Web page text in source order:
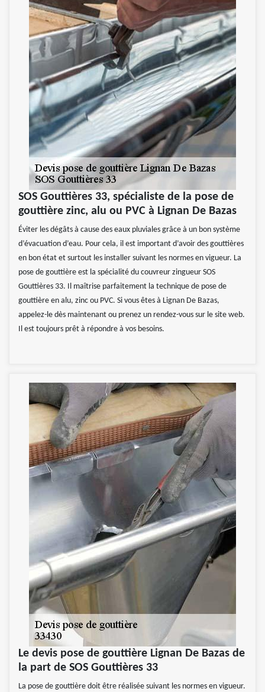
SOS Gouttières 33, spécialiste de la pose de
gouttière zinc, alu ou PVC à Lignan De Bazas
Éviter les dégâts à cause des eaux pluviales grâce à un bon système
d’évacuation d’eau. Pour cela, il est important d’avoir des gouttières
en bon état et surtout les installer suivant les normes en vigueur. La
pose de gouttière est la spécialité du couvreur zingueur SOS
Gouttières 33. Il maîtrise parfaitement la technique de pose de
gouttière en alu, zinc ou PVC. Si vous êtes à Lignan De Bazas,
appelez-le dès maintenant ou prenez un rendez-vous sur le site web.
Il est toujours prêt à répondre à vos besoins.
Le devis pose de gouttière Lignan De Bazas de
la part de SOS Gouttières 33
La pose de gouttière doit être réalisée suivant les normes en vigueur.